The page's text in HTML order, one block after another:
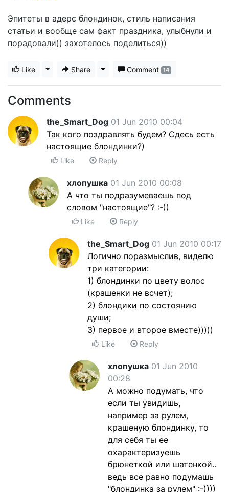
Эпитеты в адерс блондинок, стиль написания
статьи и вообще сам факт праздника, улыбнули и
порадовали)) захотелось поделиться))
Like Toggle Dropdown
Share Toggle Dropdown
Comment 14
Comments
the_Smart_Dog 01 Jun 2010 00:04
Так кого поздравлять будем? Сдесь есть
настоящие блондинки?)
Like Reply
хлопушка 01 Jun 2010 00:08
А что ты подразумеваешь под
словом "настоящие"? :-))
Like Reply
the_Smart_Dog 01 Jun 2010 00:17
Логично поразмыслив, виделю
три категории:
1) блондинки по цвету волос
(крашенки не всчет);
2) блондики по состоянию
души;
3) первое и второе вместе)))))
Like Reply
хлопушка 01 Jun 2010
00:28
А можно подумать, что
если ты увидишь,
например за рулем,
крашеную блондинку, то
для себя ты ее
охарактеризуешь
брюнеткой или шатенкой..
ведь все равно подумашь
"блондинка за рулем" :-))))